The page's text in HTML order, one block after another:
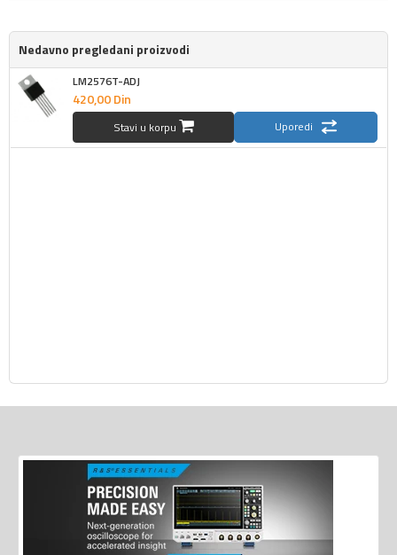
Nedavno pregledani proizvodi
LM2576T-ADJ
420,00Din
Stavi u korpu Uporedi